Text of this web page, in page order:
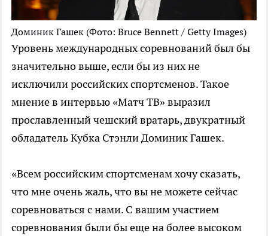
Доминик Гашек (Фото: Bruce Bennett / Getty Images)
Уровень международных соревнований был бы
значительно выше, если бы из них не
исключили российских спортсменов. Такое
мнение в интервью «Матч ТВ» выразил
прославленный чешский вратарь, двукратный
обладатель Кубка Стэнли Доминик Гашек.
«Всем российским спортсменам хочу сказать,
что мне очень жаль, что вы не можете сейчас
соревноваться с нами. С вашим участием
соревнования были бы еще на более высоком